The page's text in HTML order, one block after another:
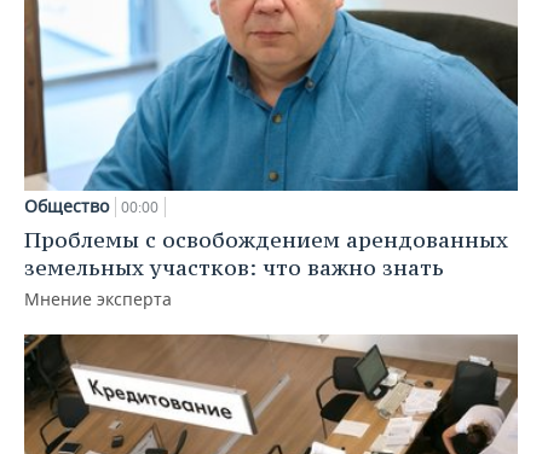
Общество 00:00
Проблемы с освобождением арендованных
земельных участков: что важно знать
Мнение эксперта